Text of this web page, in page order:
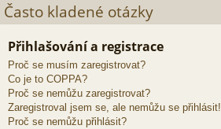
Často kladené otázky
Přihlašování a registrace
Proč se musím zaregistrovat?
Co je to COPPA?
Proč se nemůžu zaregistrovat?
Zaregistroval jsem se, ale nemůžu se přihlásit!
Proč se nemůžu přihlásit?